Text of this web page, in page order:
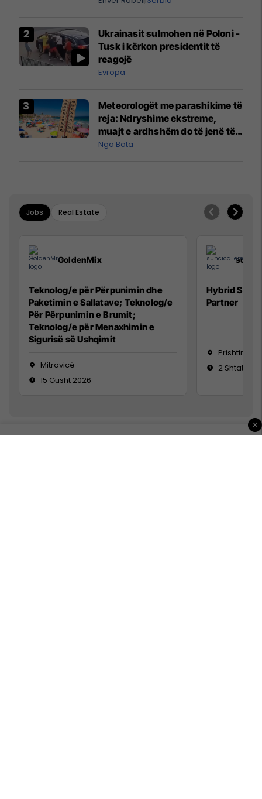
Ukrainasit sulmohen në Poloni -
Tusk i kërkon presidentit të
reagojë
Evropa
Meteorologët me parashikime të
reja: Ndryshime ekstreme,
muajt e ardhshëm do të jenë të
pazakontë
Nga Bota
Jobs Real Estate
GoldenMix
Teknolog/e për Përpunimin dhe
Paketimin e Sallatave; Teknolog/e
Për Përpunimin e Brumit;
Teknolog/e për Menaxhimin e
Sigurisë së Ushqimit
Mitrovicë
15 Gusht 2026
Hybrid
Partner
Prishtinë
2 Shtator
×